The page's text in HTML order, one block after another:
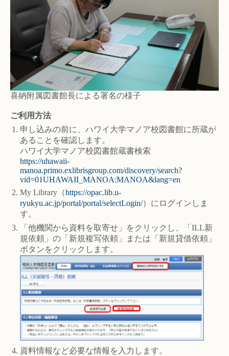
喜納附属図書館長による署名の様子
ご利用方法
申し込みの前に、ハワイ大学マノア校図書館に所蔵が
あることを確認します。
ハワイ大学マノア校図書館蔵書検索
https://uhawaii-
manoa.primo.exlibrisgroup.com/discovery/search?
vid=01UHAWAII_MANOA:MANOA&lang=en
My Library（https://opac.lib.u-
ryukyu.ac.jp/portal/portal/selectLogin/）にログインしま
す。
「他機関から資料を取寄せ」をクリックし、「ILL新
規依頼」の「新規複写依頼」または「新規貸借依頼」
ボタンをクリックします。
資料情報など必要な情報を入力します。